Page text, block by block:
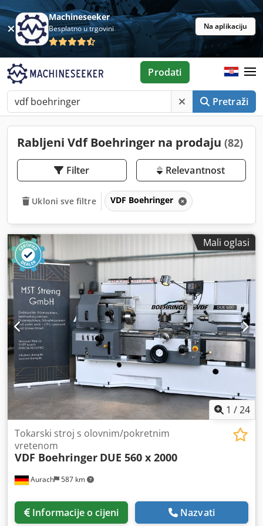
Machineseeker
Besplatno u trgovini Na aplikaciju
Pretraži
Prodati
Rabljeni Vdf Boehringer na prodaju (82)
Filter Relevantnost
Ukloni sve filtre VDF Boehringer
Mali oglasi
1 /24
Aurach 587 km
Tokarski stroj s olovnim/pokretnim
vretenom
VDF Boehringer DUE 560 x 2000
Informacije o cijeni Nazvati